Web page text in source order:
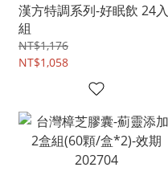
漢方特調系列-好眠飲 24入
組
NT$1,176
NT$1,058